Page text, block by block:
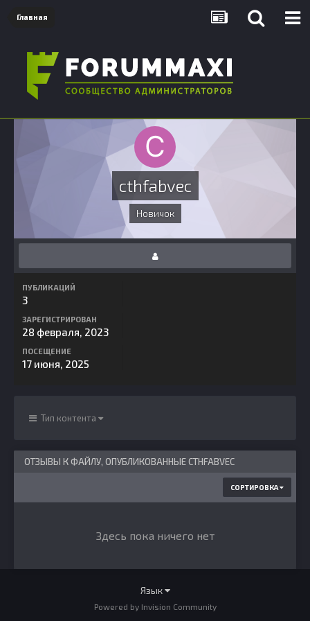
Главная
cthfabvec
Новичок
ПУБЛИКАЦИЙ
3
ЗАРЕГИСТРИРОВАН
28 февраля, 2023
ПОСЕЩЕНИЕ
17 июня, 2025
Тип контента
ОТЗЫВЫ К ФАЙЛУ, ОПУБЛИКОВАННЫЕ CTHFABVEC
СОРТИРОВКА
Здесь пока ничего нет
Язык
Powered by Invision Community